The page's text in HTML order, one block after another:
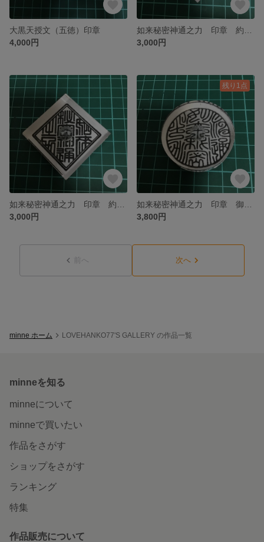
大黒天授文（五徳）印章
4,000円
3,000円
3,000円
残り1点
3,800円
前へ 次へ
minne ホーム LOVEHANKO77'S GALLERY の作品一覧
minneを知る
minneについて
minneで買いたい
作品をさがす
ショップをさがす
ランキング
特集
作品販売について